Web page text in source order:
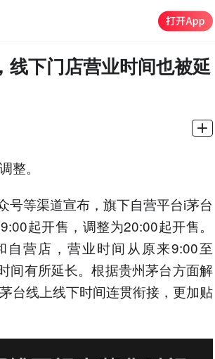
线下门店营业时间也被延
整。
号等渠道宣布，旗下自营平台i茅台
起开售，调整为20:00起开售。
营店，营业时间从原来9:00至
间有所延长。根据贵州茅台方面解
台线上线下时间连贯衔接，更加贴